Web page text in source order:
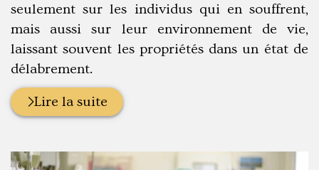
seulement sur les individus qui en souffrent,
mais aussi sur leur environnement de vie,
laissant souvent les propriétés dans un état de
délabrement.
Lire la suite